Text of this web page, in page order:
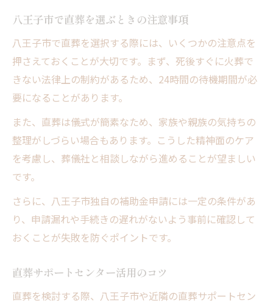
八王子市で直葬を選ぶときの注意事項
八王子市で直葬を選択する際には、いくつかの注意点を
押さえておくことが大切です。まず、死後すぐに火葬で
きない法律上の制約があるため、24時間の待機期間が必
要になることがあります。
また、直葬は儀式が簡素なため、家族や親族の気持ちの
整理がしづらい場合もあります。こうした精神面のケア
を考慮し、葬儀社と相談しながら進めることが望ましい
です。
さらに、八王子市独自の補助金申請には一定の条件があ
り、申請漏れや手続きの遅れがないよう事前に確認して
おくことが失敗を防ぐポイントです。
直葬サポートセンター活用のコツ
直葬を検討する際、八王子市や近隣の直葬サポートセン